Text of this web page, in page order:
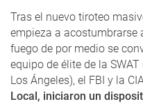
Tras el nuevo tiroteo
empieza a acostumbrarse
fuego de por medio se
equipo de élite de la
Los Ángeles), el FBI y la
Local, iniciaron un